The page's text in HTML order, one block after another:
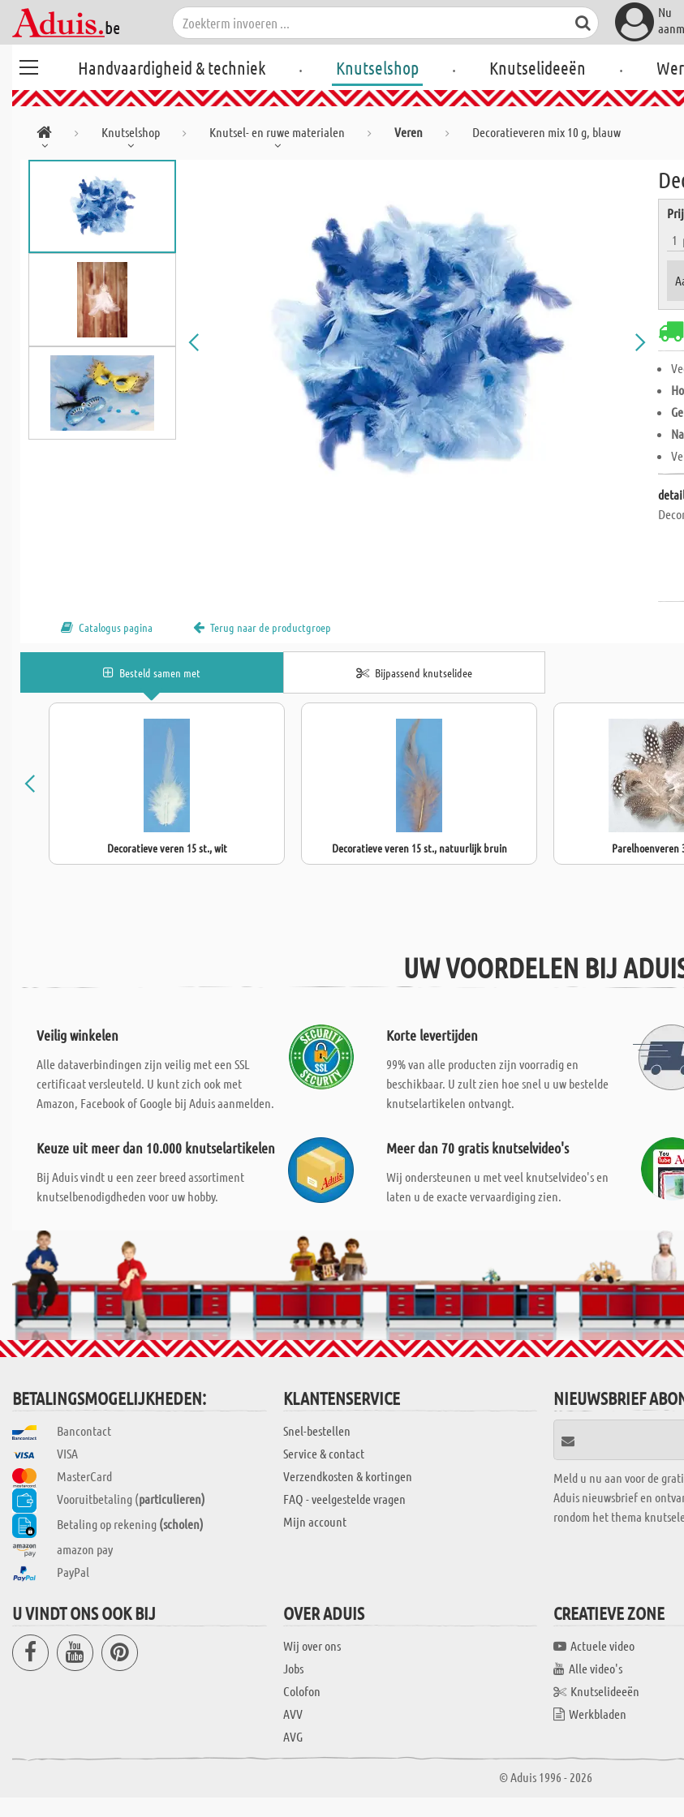
Nu
Handvaardigheid & techniek . Knutselshop . Knutselideeën .
Knutselshop Knutsel- en ruwe materialen Veren Decoratieveren mix 10 g, blauw
1
Catalogus pagina Terug naar de productgroep
Besteld samen met Bijpassend knutselidee
Decoratieve veren 15 st., wit Decoratieve veren 15 st., natuurlijk bruin Parelhoenveren
UW VOORDELEN BIJ
Veilig winkelen
Alle dataverbindingen zijn veilig met een SSL
certificaat versleuteld. U kunt zich ook met
Amazon, Facebook of Google bij Aduis aanmelden.
Korte levertijden
99% van alle producten zijn voorradig en
beschikbaar. U zult zien hoe snel u uw bestelde
knutselartikelen ontvangt.
Keuze uit meer dan 10.000 knutselartikelen
Bij Aduis vindt u een zeer breed assortiment
knutselbenodigdheden voor uw hobby.
Meer dan 70 gratis knutselvideo's
Wij ondersteunen u met veel knutselvideo's en
laten u de exacte vervaardiging zien.
BETALINGSMOGELIJKHEDEN:
Bancontact
VISA
MasterCard
Vooruitbetaling (particulieren)
Betaling op rekening (scholen)
amazon pay
PayPal
KLANTENSERVICE
Snel-bestellen
Service & contact
Verzendkosten & kortingen
FAQ - veelgestelde vragen
Mijn account
NIEUWSBRIEF
Meld u nu aan voor de
Aduis nieuwsbrief en
rondom het thema
U VINDT ONS OOK BIJ OVER ADUIS
Wij over ons
Jobs
Colofon
AVV
AVG
CREATIEVE ZONE
Actuele video
Alle video's
Knutselideeën
Werkbladen
© Aduis 1996 - 2026